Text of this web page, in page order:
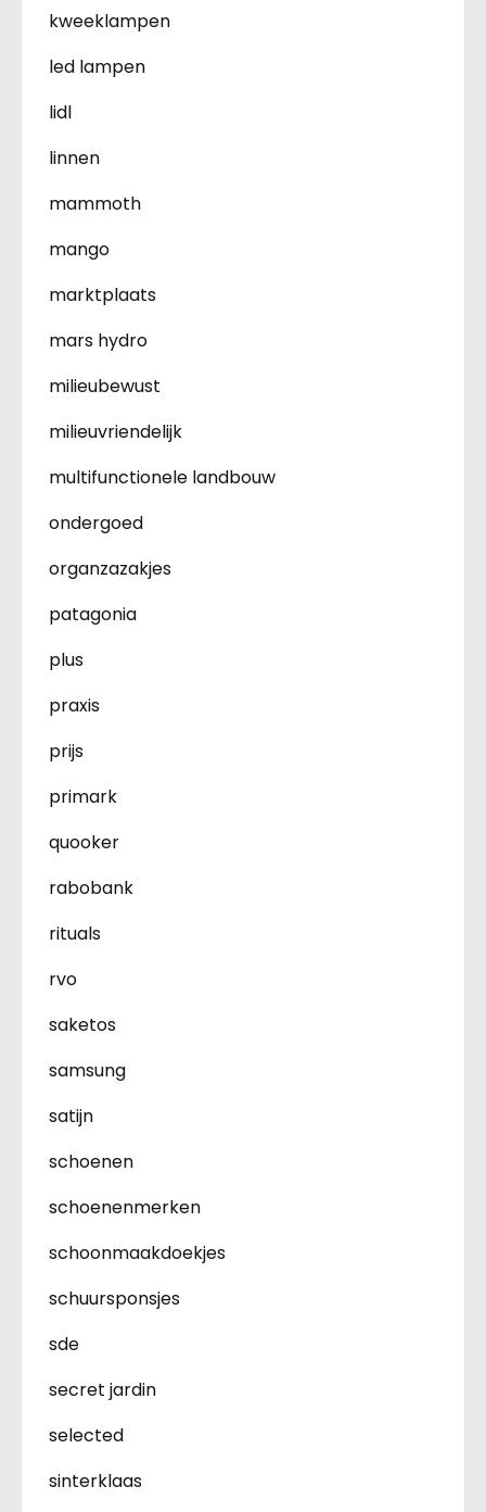
kweeklampen
led lampen
lidl
linnen
mammoth
mango
marktplaats
mars hydro
milieubewust
milieuvriendelijk
multifunctionele landbouw
ondergoed
organzazakjes
patagonia
plus
praxis
prijs
primark
quooker
rabobank
rituals
rvo
saketos
samsung
satijn
schoenen
schoenenmerken
schoonmaakdoekjes
schuursponsjes
sde
secret jardin
selected
sinterklaas